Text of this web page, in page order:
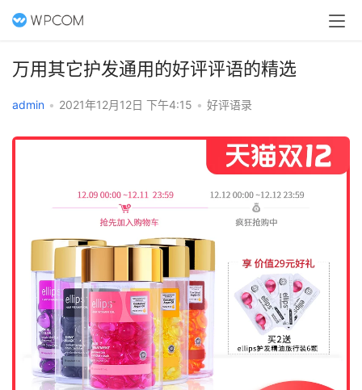
万用其它护发通用的好评评语的精选
admin • 2021年12月12日 下午4:15 • 好评语录